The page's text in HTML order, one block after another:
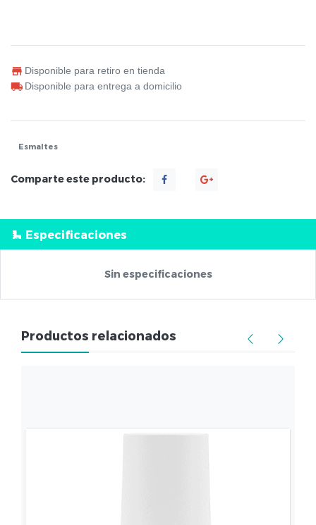
Disponible para retiro en tienda
Disponible para entrega a domicilio
Esmaltes
Comparte este producto:
Especificaciones
Sin especificaciones
Productos relacionados